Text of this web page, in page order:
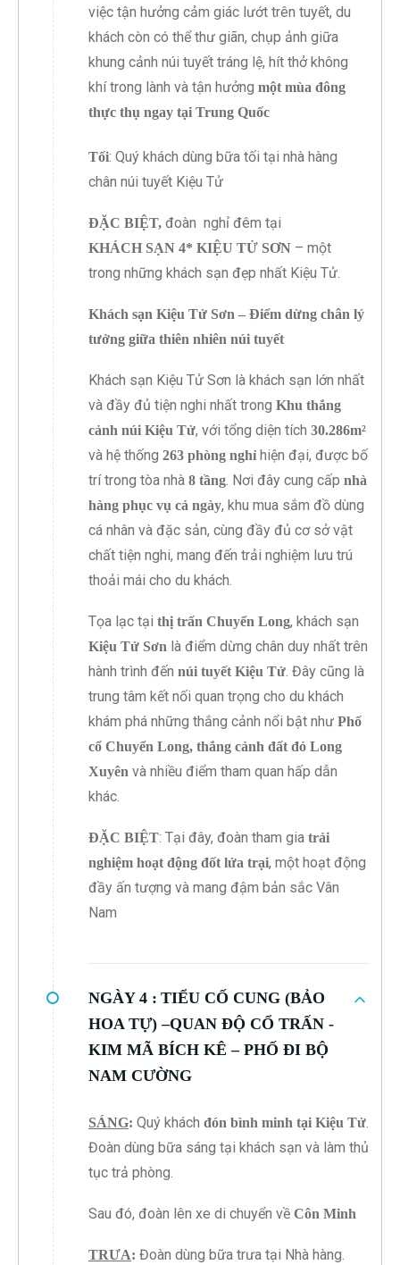
việc tận hưởng cảm giác lướt trên tuyết, du
khách còn có thể thư giãn, chụp ảnh giữa
khung cảnh núi tuyết tráng lệ, hít thở không
khí trong lành và tận hưởng một mùa đông
thực thụ ngay tại Trung Quốc
Tối: Quý khách dùng bữa tối tại nhà hàng
chân núi tuyết Kiệu Tử
ĐẶC BIỆT, đoàn nghỉ đêm tại
KHÁCH SẠN 4* KIỆU TỬ SƠN – một
trong những khách sạn đẹp nhất Kiệu Tử.
Khách sạn Kiệu Tử Sơn – Điểm dừng chân lý
tưởng giữa thiên nhiên núi tuyết
Khách sạn Kiệu Tử Sơn là khách sạn lớn nhất
và đầy đủ tiện nghi nhất trong Khu thắng
cảnh núi Kiệu Tử, với tổng diện tích 30.286m²
và hệ thống 263 phòng nghỉ hiện đại, được bố
trí trong tòa nhà 8 tầng. Nơi đây cung cấp nhà
hàng phục vụ cả ngày, khu mua sắm đồ dùng
cá nhân và đặc sản, cùng đầy đủ cơ sở vật
chất tiện nghi, mang đến trải nghiệm lưu trú
thoải mái cho du khách.
Tọa lạc tại thị trấn Chuyển Long, khách sạn
Kiệu Tử Sơn là điểm dừng chân duy nhất trên
hành trình đến núi tuyết Kiệu Tử. Đây cũng là
trung tâm kết nối quan trọng cho du khách
khám phá những thắng cảnh nổi bật như Phố
cổ Chuyển Long, thắng cảnh đất đỏ Long
Xuyên và nhiều điểm tham quan hấp dẫn
khác.
ĐẶC BIỆT: Tại đây, đoàn tham gia trải
nghiệm hoạt động đốt lửa trại, một hoạt động
đầy ấn tượng và mang đậm bản sắc Vân
Nam
NGÀY 4 : TIỂU CỐ CUNG (BẢO
HOA TỰ) –QUAN ĐỘ CỔ TRẤN -
KIM MÃ BÍCH KÊ – PHỐ ĐI BỘ
NAM CƯỜNG
SÁNG: Quý khách đón bình minh tại Kiệu Tử.
Đoàn dùng bữa sáng tại khách sạn và làm thủ
tục trả phòng.
Sau đó, đoàn lên xe di chuyển về Côn Minh
TRƯA: Đoàn dùng bữa trưa tại Nhà hàng.